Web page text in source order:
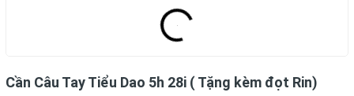
Cần Câu Tay Tiểu Dao 5h 28i ( Tặng kèm đọt Rin)